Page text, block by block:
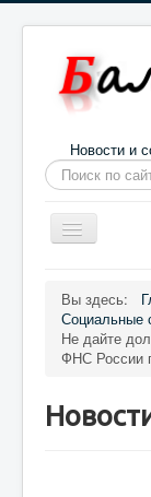
Новости и
Искать...
Toggle
Navigation
Информация
Вы здесь:
Социальные
Не дайте
ФНС России